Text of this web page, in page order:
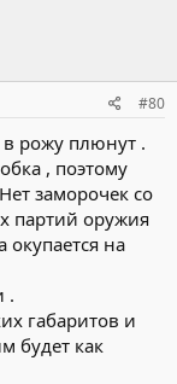
#80
рожу плюнут .
, поэтому
заморочек со
партий оружия
на
.
габаритов и
будет как